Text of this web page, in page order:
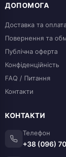
ДОПОМОГА
Доставка та
Повернення та
Публічна оферта
Конфіденційність
FAQ / Питання
Контакти
КОНТАКТИ
Телефон
+38 (096)